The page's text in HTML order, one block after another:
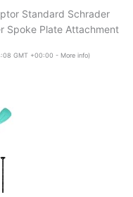
Standard Schrader
Spoke Plate Attachment
GMT +00:00 - More info)